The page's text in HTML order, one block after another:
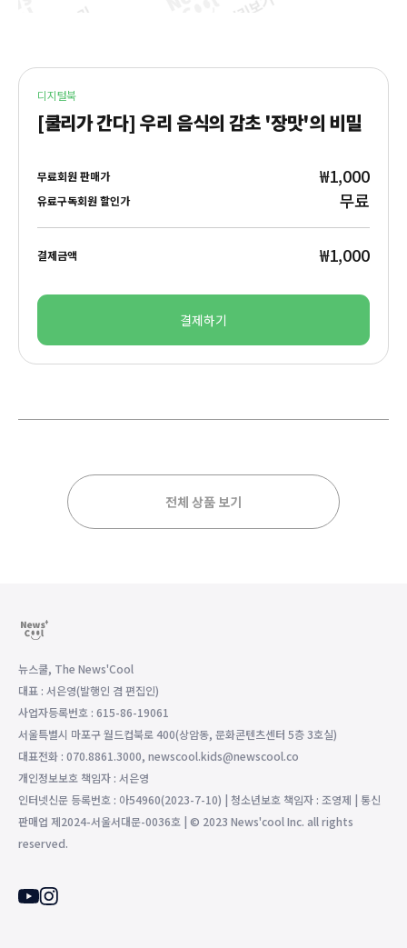
디지털북
[쿨리가 간다] 우리 음식의 감초 '장맛'의 비밀
무료회원 판매가 ₩1,000
유료구독회원 할인가 무료
결제금액 ₩1,000
결제하기
전체 상품 보기
뉴스쿨, The News'Cool
대표 : 서은영(발행인 겸 편집인)
사업자등록번호 : 615-86-19061
서울특별시 마포구 월드컵북로 400(상암동, 문화콘텐츠센터 5층 3호실)
대표전화 : 070.8861.3000, newscool.kids@newscool.co
개인정보보호 책임자 : 서은영
인터넷신문 등록번호 : 아54960(2023-7-10) | 청소년보호 책임자 : 조영제 | 통신
판매업 제2024-서울서대문-0036호 | © 2023 News'cool Inc. all rights
reserved.